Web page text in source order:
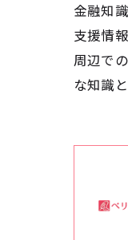
金融知
支援情
周辺で
な知識